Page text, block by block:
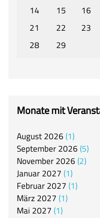
Unser Unterricht -
Unsere Konzepte
Downloads
Unter-, Mittel und
itslearning
Mensa
Unsere
Kontakt
14
15 16
21
22 23
28
29
Monate mit
August2026 1
September2026 5
November2026 2
Januar2027 1
Februar2027 1
März 2027 1
Mai 2027 1